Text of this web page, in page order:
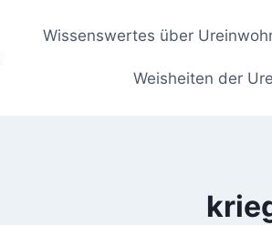
Wissenswertes über
Weisheiten der